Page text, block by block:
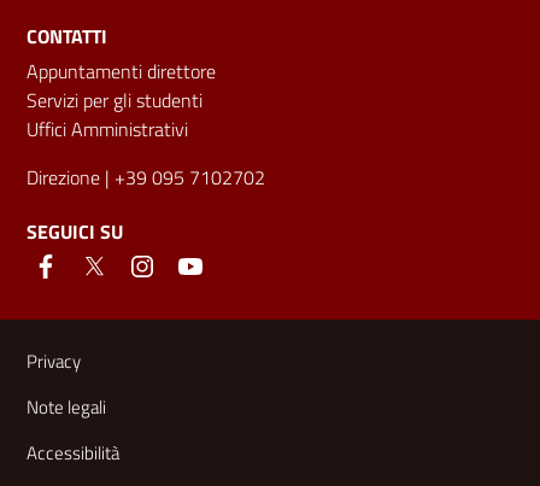
CONTATTI
Appuntamenti direttore
Servizi per gli studenti
Uffici Amministrativi
Direzione | +39 095 7102702
SEGUICI SU
Link e informazioni utili
Privacy
Note legali
Accessibilità